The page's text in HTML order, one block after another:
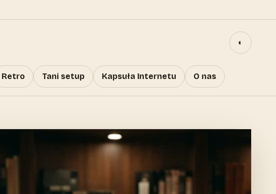
Retro Tani setup Kapsuła Internetu O nas
◐